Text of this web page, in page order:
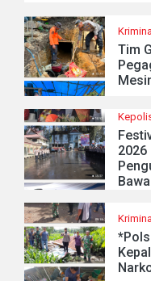
Kriminal
Tim
2026
Kriminal